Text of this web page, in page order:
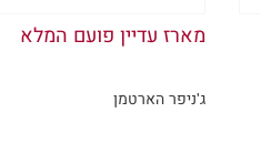
דין צוחק
מארז עדיין פועם המלא
ג'ניפר הארטמן